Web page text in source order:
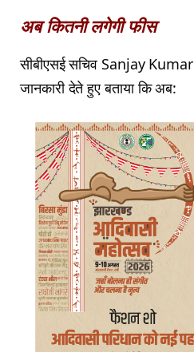
अब कितनी लगेगी फीस
सीबीएसई सचिव Sanjay Kumar
जानकारी देते हुए बताया कि अब: